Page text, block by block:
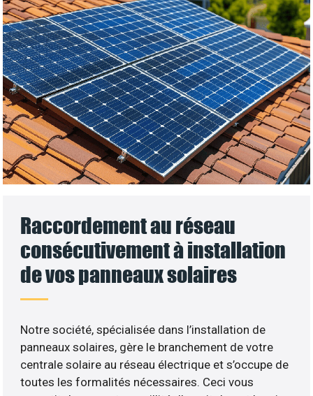
Raccordement au réseau
consécutivement à installation
de vos panneaux solaires
Notre société, spécialisée dans l’installation de
panneaux solaires, gère le branchement de votre
centrale solaire au réseau électrique et s’occupe de
toutes les formalités nécessaires. Ceci vous